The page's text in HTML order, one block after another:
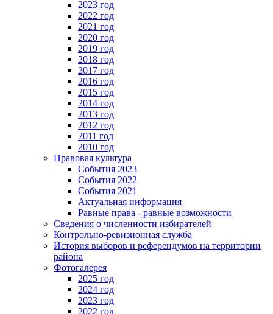
2023 год
2022 год
2021 год
2020 год
2019 год
2018 год
2017 год
2016 год
2015 год
2014 год
2013 год
2012 год
2011 год
2010 год
Правовая культура
События 2023
События 2022
События 2021
Актуальная информация
Равные права - равные возможности
Сведения о численности избирателей
Контрольно-ревизионная служба
История выборов и референдумов на территории
района
Фотогалерея
2025 год
2024 год
2023 год
2022 год